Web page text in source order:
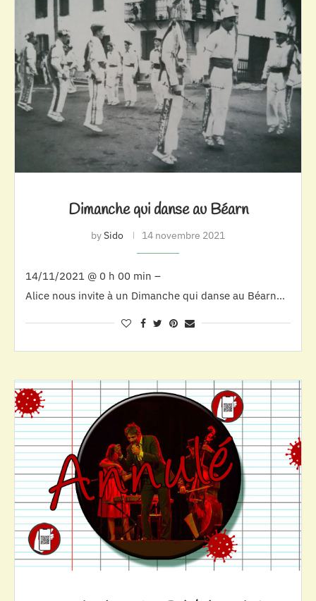
Dimanche qui danse au Béarn
bySido 14 novembre 2021
14/11/2021 @ 0 h 00 min –
Alice nous invite à un Dimanche qui danse au Béarn…